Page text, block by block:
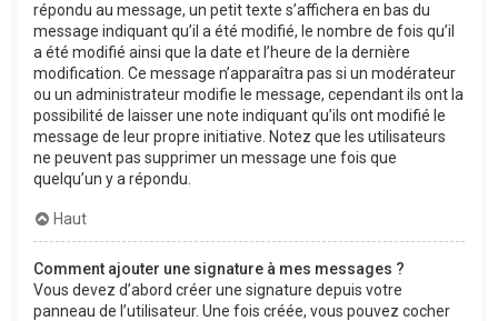
répondu au message, un petit texte s’affichera en bas du
message indiquant qu’il a été modifié, le nombre de fois qu’il
a été modifié ainsi que la date et l’heure de la dernière
modification. Ce message n’apparaîtra pas si un modérateur
ou un administrateur modifie le message, cependant ils ont la
possibilité de laisser une note indiquant qu’ils ont modifié le
message de leur propre initiative. Notez que les utilisateurs
ne peuvent pas supprimer un message une fois que
quelqu’un y a répondu.
Haut
Comment ajouter une signature à mes messages ?
Vous devez d’abord créer une signature depuis votre
panneau de l’utilisateur. Une fois créée, vous pouvez cocher